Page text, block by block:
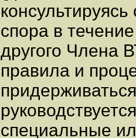
спора в
другого Члена
правила и
специальные